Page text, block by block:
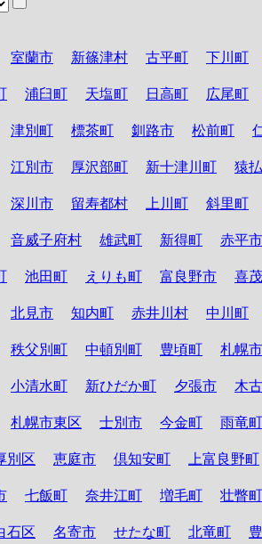
室蘭市 新篠津村 古平町 下川町
浦臼町 天塩町 日高町 広尾町
津別町 標茶町 釧路市 松前町
江別市 厚沢部町 新十津川町 猿
深川市 留寿都村 上川町 斜里町
音威子府村 雄武町 新得町 赤平市
池田町 えりも町 富良野市 喜
北見市 知内町 赤井川村 中川町
秩父別町 中頓別町 豊頃町 札幌
小清水町 新ひだか町 夕張市 木
札幌市東区 士別市 今金町 雨竜町
別区 恵庭市 倶知安町 上富良野町
七飯町 奈井江町 増毛町 壮瞥町
石区 名寄市 せたな町 北竜町